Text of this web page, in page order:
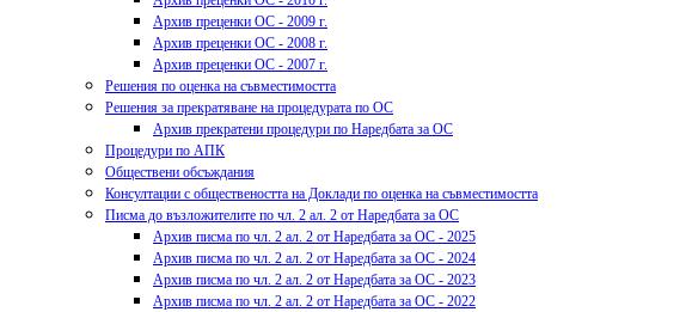
Архив преценки ОС - 2009 г.
Архив преценки ОС - 2008 г.
Архив преценки ОС - 2007 г.
Решения по оценка на съвместимостта
Решения за прекратяване на процедурата по ОС
Архив прекратени процедури по Наредбата за ОС
Процедури по АПК
Обществени обсъждания
Консултации с обществеността на Доклади по оценка на съвместимостта
Писма до възложителите по чл. 2 ал. 2 от Наредбата за ОС
Архив писма по чл. 2 ал. 2 от Наредбата за ОС - 2025
Архив писма по чл. 2 ал. 2 от Наредбата за ОС - 2024
Архив писма по чл. 2 ал. 2 от Наредбата за ОС - 2023
Архив писма по чл. 2 ал. 2 от Наредбата за ОС - 2022